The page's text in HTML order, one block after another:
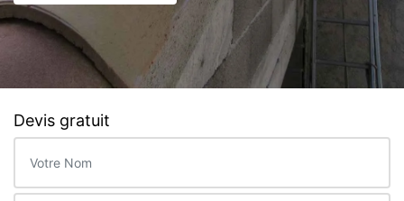
Devis gratuit